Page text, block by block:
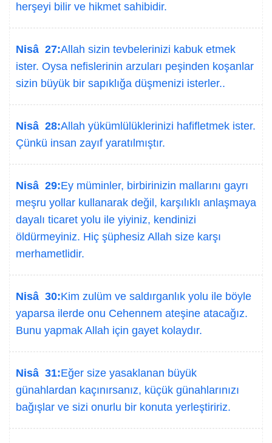
herşeyi bilir ve hikmet sahibidir.
Nisâ 27:Allah sizin tevbelerinizi kabuk etmek
ister. Oysa nefislerinin arzuları peşinden koşanlar
sizin büyük bir sapıklığa düşmenizi isterler..
Nisâ 28:Allah yükümlülüklerinizi hafifletmek ister.
Çünkü insan zayıf yaratılmıştır.
Nisâ 29:Ey müminler, birbirinizin mallarını gayrı
meşru yollar kullanarak değil, karşılıklı anlaşmaya
dayalı ticaret yolu ile yiyiniz, kendinizi
öldürmeyiniz. Hiç şüphesiz Allah size karşı
merhametlidir.
Nisâ 30:Kim zulüm ve saldırganlık yolu ile böyle
yaparsa ilerde onu Cehennem ateşine atacağız.
Bunu yapmak Allah için gayet kolaydır.
Nisâ 31:Eğer size yasaklanan büyük
günahlardan kaçınırsanız, küçük günahlarınızı
bağışlar ve sizi onurlu bir konuta yerleştiririz.